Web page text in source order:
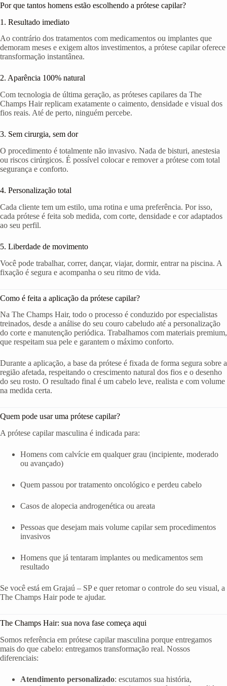
Por que tantos homens estão escolhendo a prótese capilar?
1. Resultado imediato
Ao contrário dos tratamentos com medicamentos ou implantes que
demoram meses e exigem altos investimentos, a prótese capilar oferece
transformação instantânea.
2. Aparência 100% natural
Com tecnologia de última geração, as próteses capilares da The
Champs Hair replicam exatamente o caimento, densidade e visual dos
fios reais. Até de perto, ninguém percebe.
3. Sem cirurgia, sem dor
O procedimento é totalmente não invasivo. Nada de bisturi, anestesia
ou riscos cirúrgicos. É possível colocar e remover a prótese com total
segurança e conforto.
4. Personalização total
Cada cliente tem um estilo, uma rotina e uma preferência. Por isso,
cada prótese é feita sob medida, com corte, densidade e cor adaptados
ao seu perfil.
5. Liberdade de movimento
Você pode trabalhar, correr, dançar, viajar, dormir, entrar na piscina. A
fixação é segura e acompanha o seu ritmo de vida.
Como é feita a aplicação da prótese capilar?
Na The Champs Hair, todo o processo é conduzido por especialistas
treinados, desde a análise do seu couro cabeludo até a personalização
do corte e manutenção periódica. Trabalhamos com materiais premium,
que respeitam sua pele e garantem o máximo conforto.
Durante a aplicação, a base da prótese é fixada de forma segura sobre a
região afetada, respeitando o crescimento natural dos fios e o desenho
do seu rosto. O resultado final é um cabelo leve, realista e com volume
na medida certa.
Quem pode usar uma prótese capilar?
A prótese capilar masculina é indicada para:
Homens com calvície em qualquer grau (incipiente, moderado
ou avançado)
Quem passou por tratamento oncológico e perdeu cabelo
Casos de alopecia androgenética ou areata
Pessoas que desejam mais volume capilar sem procedimentos
invasivos
Homens que já tentaram implantes ou medicamentos sem
resultado
Se você está em Grajaú – SP e quer retomar o controle do seu visual, a
The Champs Hair pode te ajudar.
The Champs Hair: sua nova fase começa aqui
Somos referência em prótese capilar masculina porque entregamos
mais do que cabelo: entregamos transformação real. Nossos
diferenciais:
Atendimento personalizado: escutamos sua história,